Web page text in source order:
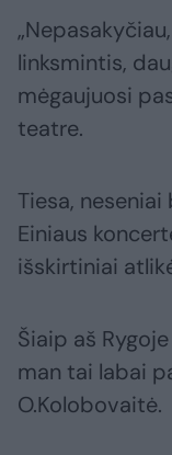
linksmintis,
mėgaujuosi
teatre.
Tiesa,
Einiaus
išskirtiniai
Šiaip aš
man tai labai
O.Kolobovaitė.